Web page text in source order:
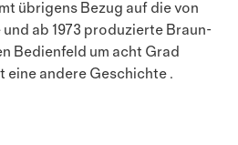
übrigens Bezug auf die von
ab 1973 produzierte Braun-
Bedienfeld um acht Grad
eine andere Geschichte .